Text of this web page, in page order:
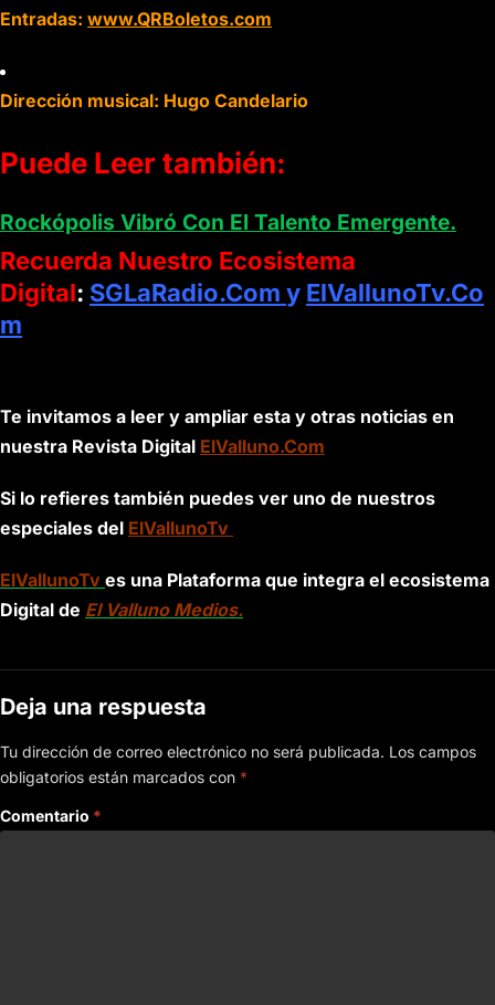
Entradas: www.QRBoletos.com
Dirección musical: Hugo Candelario
Puede Leer también:
Rockópolis Vibró Con El Talento Emergente.
Recuerda Nuestro Ecosistema
Digital: SGLaRadio.Com y ElVallunoTv.Co
m
Te invitamos a leer y ampliar esta y otras noticias en
nuestra Revista Digital ElValluno.Com
Si lo refieres también puedes ver uno de nuestros
especiales del ElVallunoTv
ElVallunoTv es una Plataforma que integra el ecosistema
Digital de El Valluno Medios.
Deja una respuesta
Tu dirección de correo electrónico no será publicada. Los campos
obligatorios están marcados con *
Comentario *